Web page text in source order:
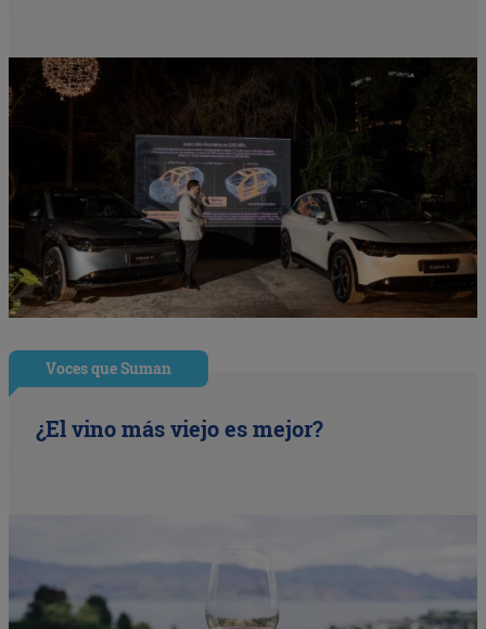
Voces que Suman
¿El vino más viejo es mejor?